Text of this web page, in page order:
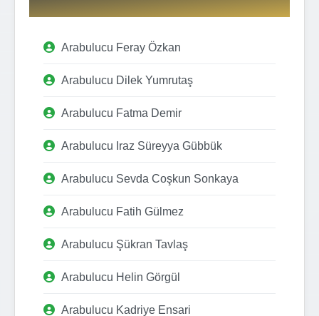
Arabulucu Feray Özkan
Arabulucu Dilek Yumrutaş
Arabulucu Fatma Demir
Arabulucu Iraz Süreyya Gübbük
Arabulucu Sevda Coşkun Sonkaya
Arabulucu Fatih Gülmez
Arabulucu Şükran Tavlaş
Arabulucu Helin Görgül
Arabulucu Kadriye Ensari